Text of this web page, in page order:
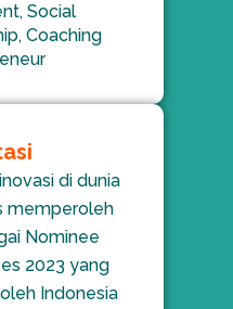
Social
Coaching
di dunia
memperoleh
Nominee
2023 yang
Indonesia